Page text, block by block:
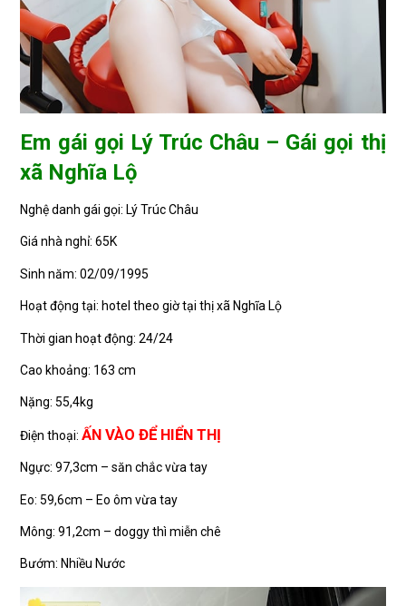
Em gái gọi Lý Trúc Châu – Gái gọi thị
xã Nghĩa Lộ
Nghệ danh gái gọi: Lý Trúc Châu
Giá nhà nghỉ: 65K
Sinh năm: 02/09/1995
Hoạt động tại: hotel theo giờ tại thị xã Nghĩa Lộ
Thời gian hoạt động: 24/24
Cao khoảng: 163 cm
Nặng: 55,4kg
Điện thoại:ẤN VÀO ĐỂ HIỂN THỊ
Ngực: 97,3cm – săn chắc vừa tay
Eo: 59,6cm – Eo ôm vừa tay
Mông: 91,2cm – doggy thì miễn chê
Bướm: Nhiều Nước